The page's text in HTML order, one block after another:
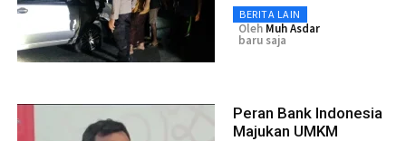
BERITA LAIN
Oleh Muh Asdar
baru saja
Peran Bank Indonesia
Majukan UMKM